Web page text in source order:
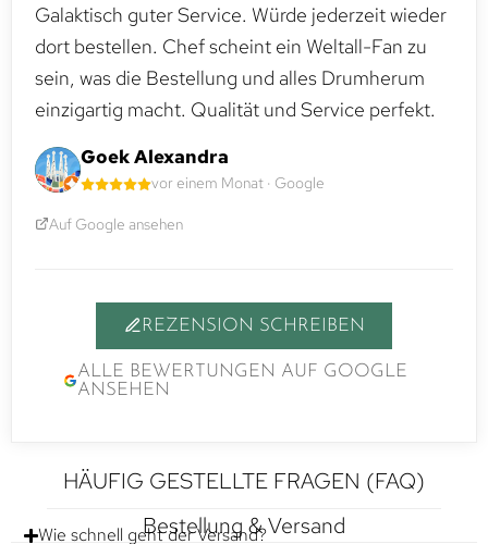
Galaktisch guter Service. Würde jederzeit wieder
dort bestellen. Chef scheint ein Weltall-Fan zu
sein, was die Bestellung und alles Drumherum
einzigartig macht. Qualität und Service perfekt.
Goek Alexandra
vor einem Monat · Google
Auf Google ansehen
REZENSION SCHREIBEN
ALLE BEWERTUNGEN AUF GOOGLE
ANSEHEN
HÄUFIG GESTELLTE FRAGEN (FAQ)
Bestellung & Versand
Wie schnell geht der Versand?